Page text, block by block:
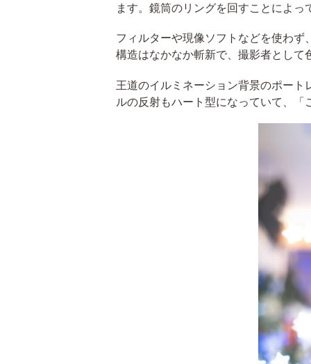
ます。鏡筒のリングを回すことによ
フィルターや現像ソフトなどを使わ
構造はなかなか斬新で、撮影者として
王道のイルミネーション背景のポー
ルの反射もハート型になっていて、「